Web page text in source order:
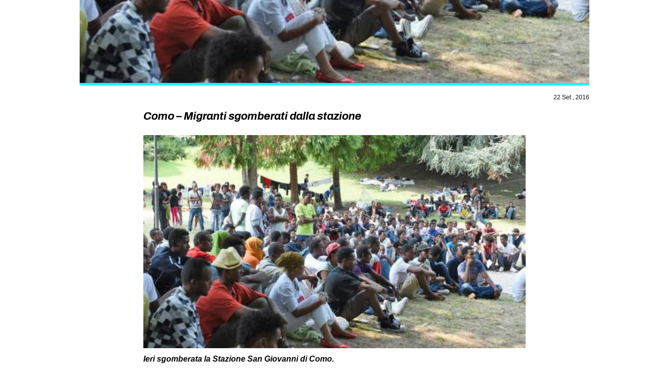
22 Set , 2016
Como – Migranti sgomberati dalla stazione
Ieri sgomberata la Stazione San Giovanni di Como.